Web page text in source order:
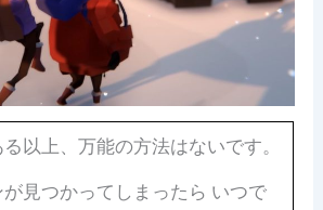
以上、万能の方法はないです。
見つかってしまったら いつで